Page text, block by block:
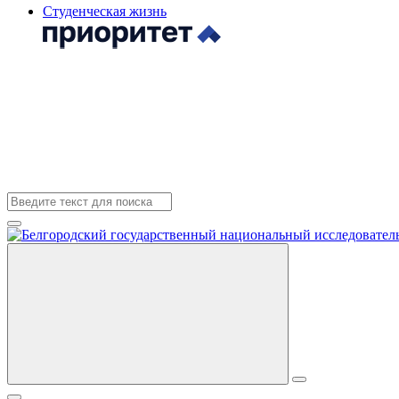
Студенческая жизнь